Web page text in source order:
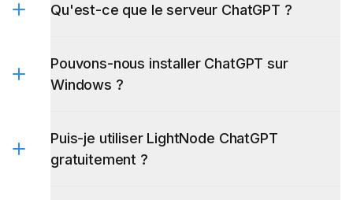
Qu'est-ce que le serveur ChatGPT ?
Pouvons-nous installer ChatGPT sur
Windows ?
Puis-je utiliser LightNode ChatGPT
gratuitement ?